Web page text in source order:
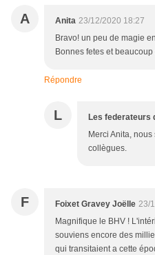
A Anita 23/12/2020 18:27
Bravo! un peu de magie
Bonnes fetes et
Répondre
L Les federateurs
Merci Anita,
collègues.
F Foixet Gravey Joëlle 23/
Magnifique le BHV !
souviens encore des
qui transitaient a cette